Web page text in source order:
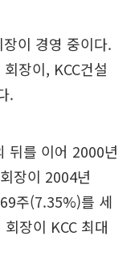
이 경영 중이다.
장이, KCC건설
.
뒤를 이어 2000년
장이 2004년
주(7.35%)를 세
장이 KCC 최대